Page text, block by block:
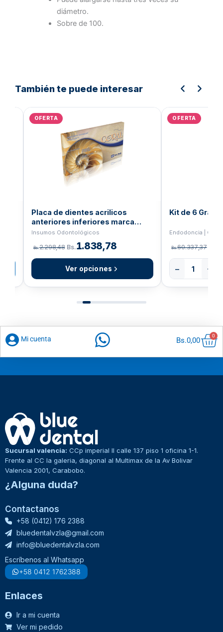
diámetro.
Sobre de 100.
También te puede interesar
era:
Bs.3.215,98.
actual
es:
Bs.2.572,78.
OFERTA
Placa de dientes acrilicos
anteriores inferiores marca
Coral
Insumos Odontológicos
Bs.2.298,48 Bs.1.838,78
Ver opciones
OFERTA
Kit de 6
Endodoncia |
Bs.60.337,37
− +
Mi cuenta Bs.0,00
0
Sucursal valencia: CCp imperial II calle 137 piso 1 oficina 1-1.
Frente al CC la galeria, diagonal al Multimax de la Av Bolivar
Valencia 2001, Carabobo.
¿Alguna duda?
Contactanos
+58 (0412) 176 2388
bluedentalvzla@gmail.com
info@bluedentalvzla.com
Escríbenos al Whatsapp
+58 0412 1762388
Enlaces
Ir a mi cuenta
Ver mi pedido